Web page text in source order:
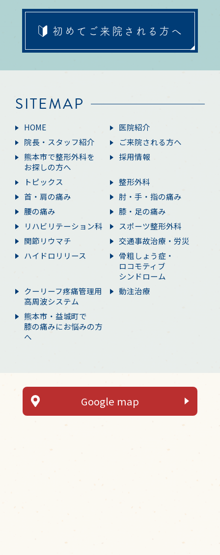
初めてご来院 される方へ
SITEMAP
HOME
医院紹介
院長・スタッフ紹介
ご来院される方へ
熊本市で整形外科を
お探しの方へ
採用情報
トピックス
整形外科
首・肩の痛み
肘・手・指の痛み
腰の痛み
膝・足の痛み
リハビリテーション科
スポーツ整形外科
関節リウマチ
交通事故治療・労災
ハイドロリリース
骨粗しょう症・
ロコモティブ
シンドローム
クーリーフ疼痛管理用
高周波システム
動注治療
熊本市・益城町で
膝の痛みにお悩みの方
へ
Google map